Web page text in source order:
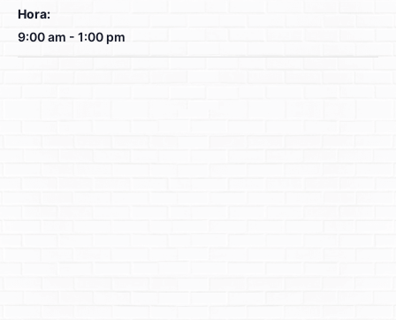
Hora:
9:00 am - 1:00 pm